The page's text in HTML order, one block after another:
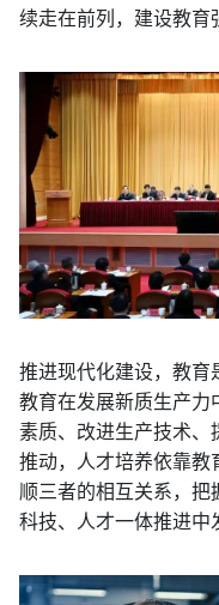
续走在前列，建设教育
推进现代化建设，教育
教育在发展新质生产力
素质、改进生产技术、
推动，人才培养依靠教
顺三者的相互关系，把
科技、人才一体推进中